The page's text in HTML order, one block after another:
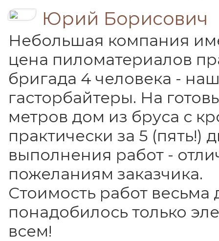
Юрий Борисович
Небольшая компания
цена пиломатериалов
бригада 4 человека -
гасторбайтеры. На
метров дом из бруса с
практически за 5 (пять!)
выполнения работ -
пожеланиям заказчика.
Стоимость работ
понадобилось только
всем!